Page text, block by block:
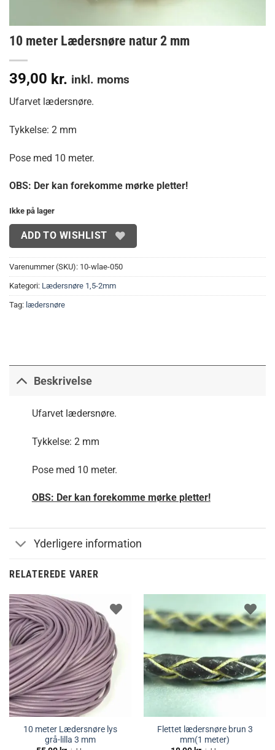
10 meter Lædersnøre natur 2 mm
39,00 kr. inkl. moms
Ufarvet lædersnøre.
Tykkelse: 2 mm
Pose med 10 meter.
OBS: Der kan forekomme mørke pletter!
Ikke på lager
ADD TO WISHLIST
Varenummer (SKU): 10-wlae-050
Kategori: Lædersnøre 1,5-2mm
Tag: lædersnøre
Beskrivelse
Ufarvet lædersnøre.
Tykkelse: 2 mm
Pose med 10 meter.
OBS: Der kan forekomme mørke pletter!
Yderligere information
RELATEREDE VARER
10 meter Lædersnøre lys
grå-lilla 3 mm
Flettet lædersnøre brun 3
mm(1 meter)